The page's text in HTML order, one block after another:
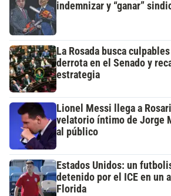
indemnizar y “ganar”
La Rosada busca
derrota en el Senado y
estrategia
Lionel Messi llega a
velatorio íntimo de Jorge
al público
Estados Unidos: un
detenido por el ICE en un
Florida